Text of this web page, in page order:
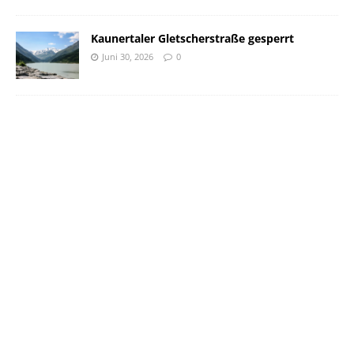
Kaunertaler Gletscherstraße gesperrt
Juni 30, 2026 0